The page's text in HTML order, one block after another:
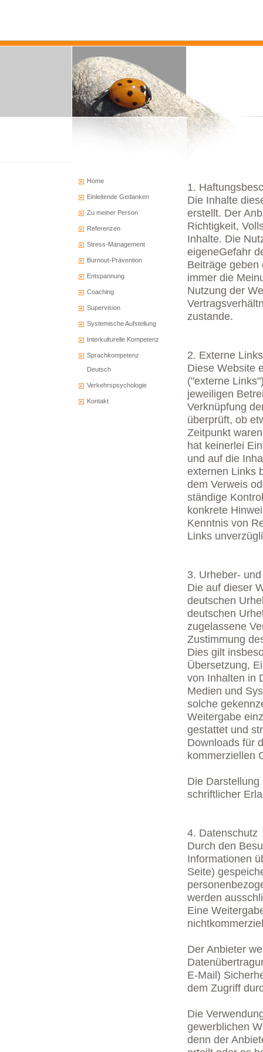
Home
Einleitende Gedanken
Zu meiner Person
Referenzen
Stress-Management
Burnout-Prävention
Entspannung
Coaching
Supervision
Systemische Aufstellung
Interkulturelle Kompetenz
Sprachkompetenz
Deutsch
Verkehrspsychologie
Kontakt
1.
Die Inhalte
erstellt. Der
Richtigkeit,
Inhalte. Die
eigeneGefahr
Beiträge geben
immer die
Nutzung der
zustande.
2. Externe Links
Diese Website
("externe
jeweiligen
Verknüpfung
überprüft, ob
Zeitpunkt
hat keinerlei
und auf die
externen Links
dem Verweis
ständige
konkrete
Kenntnis von
Links
3. Urheber-
Die auf dieser
deutschen
deutschen
zugelassene
Zustimmung
Dies gilt
Übersetzung,
von Inhalten in
Medien und
solche
Weitergabe
gestattet und
Downloads für
kommerziellen
Die
schriftlicher
4. Datenschutz
Durch den
Informationen
Seite)
werden
Eine
Der Anbieter
E-Mail)
dem Zugriff
Die
gewerblichen
denn der